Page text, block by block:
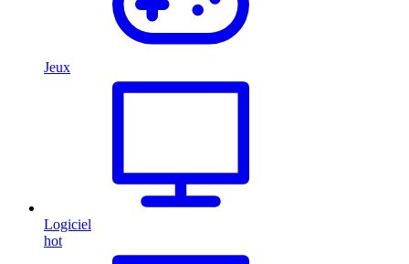
Jeux
Logiciel
hot